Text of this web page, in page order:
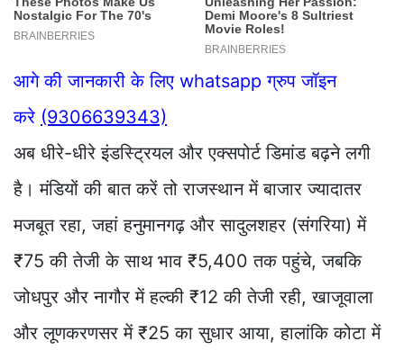
आगे की जानकारी के लिए whatsapp ग्रुप जॉइन
करे (9306639343)
अब धीरे-धीरे इंडस्ट्रियल और एक्सपोर्ट डिमांड बढ़ने लगी
है। मंडियों की बात करें तो राजस्थान में बाजार ज्यादातर
मजबूत रहा, जहां हनुमानगढ़ और सादुलशहर (संगरिया) में
₹75 की तेजी के साथ भाव ₹5,400 तक पहुंचे, जबकि
जोधपुर और नागौर में हल्की ₹12 की तेजी रही, खाजूवाला
और लूणकरणसर में ₹25 का सुधार आया, हालांकि कोटा में